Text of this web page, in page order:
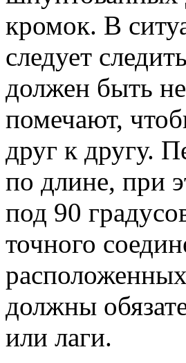
кромок. В
следует
должен быть
помечают,
друг к другу.
по длине, при
под 90
точного
должны
или лаги.